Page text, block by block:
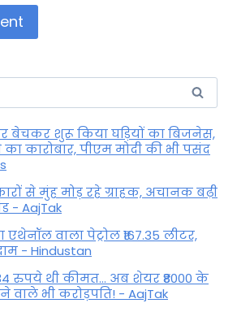
बेचकर शुरू किया घड़ियों का बिजनेस,
कारोबार, पीएम मोदी की भी पसंद
से मुंह मोड़ रहे ग्राहक, अचानक बढ़ी
- AajTak
वाला पेट्रोल ₹167.35 लीटर,
- Hindustan
रुपये थी कीमत... अब शेयर ₹8000 के
वाले भी करोड़पति! - AajTak